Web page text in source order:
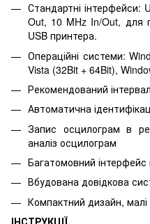
Стандартні інтерфейси:
Out, 10 MHz In/Out, для
USB принтера.
Операційні системи:
Vista (32Bit + 64Bit),
Рекомендований
Автоматична
Запис осцилограм в
аналіз осцилограм
Багатомовний інтерфейс
Вбудована довідкова
Компактний дизайн, малі